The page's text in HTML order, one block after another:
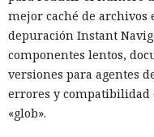
mejor caché de archivos
depuración Instant
componentes lentos,
versiones para agentes
errores y compatibilidad
«glob».